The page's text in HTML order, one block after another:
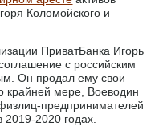
Коломойского и
ПриватБанка Игорь
с российским
Он продал ему свои
крайней мере, Воеводин
предпринимателей
2020 годах.